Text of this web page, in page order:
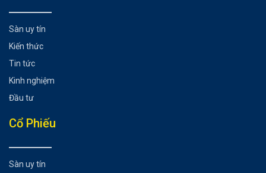
Sàn uy tín
Kiến thức
Tin tức
Kinh nghiệm
Đầu tư
Cổ Phiếu
Sàn uy tín